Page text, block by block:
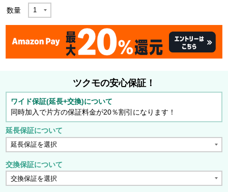
数量
ツクモの安心保証！
ワイド保証(延長+交換)について
同時加入で片方の保証料金が20％割引になります！
延長保証について
交換保証について